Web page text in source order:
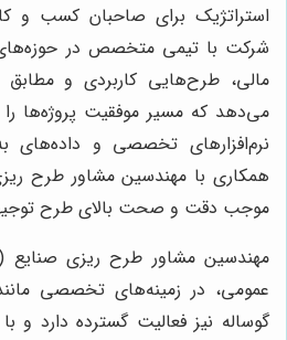
استراتژیک برای صاحبان کسب و
شرکت با تیمی متخصص در
مالی، طرح‌هایی کاربردی و مطابق
می‌دهد که مسیر موفقیت پروژه‌ها را
نرم‌افزارهای تخصصی و داده‌های
همکاری با مهندسین مشاور طرح
موجب دقت و صحت بالای طرح
مهندسین مشاور طرح ریزی صنایع
عمومی، در زمینه‌های تخصصی
گوساله نیز فعالیت گسترده دارد و